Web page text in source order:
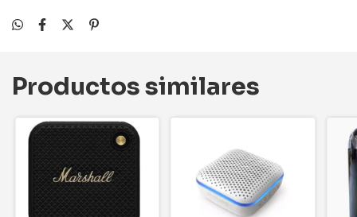
Productos similares